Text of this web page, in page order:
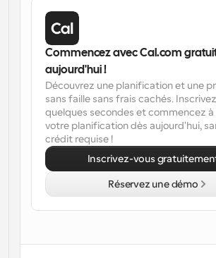
Programmation surpuissante avec
alimentés par l'IA
Flux de travail
Automatiser la planification et les
Blog
Restez à jour avec les dernières
jour
Réunions instantanées
Rencontrez des clients en quelques
Liens de groupe dynamique
Réservez facilement des réunions
personnes
Commencez avec Cal.com
aujourd'hui !
Découvrez une planification et une
sans faille sans frais cachés.
quelques secondes et commencez
votre planification dès aujourd'hui,
crédit requise !
Inscrivez-vous
Réservez une démo